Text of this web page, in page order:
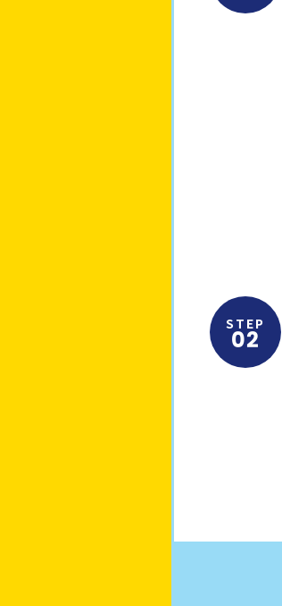
STEP
02